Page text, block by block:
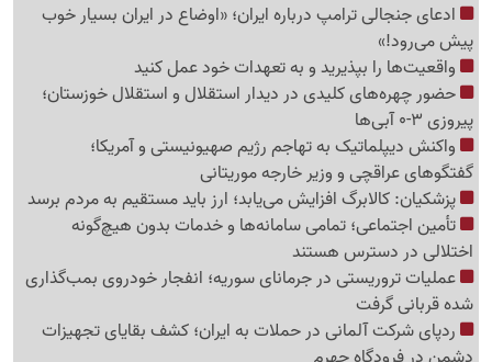
ادعای جنجالی ترامپ درباره ایران؛ «اوضاع در ایران بسیار خوب
پیش می‌رود!»
واقعیت‌ها را بپذیرید و به تعهدات خود عمل کنید
حضور چهره‌های کلیدی در دیدار استقلال و استقلال خوزستان؛
پیروزی 3-0 آبی‌ها
واکنش دیپلماتیک به تهاجم رژیم صهیونیستی و آمریکا؛
گفتگوهای عراقچی و وزیر خارجه موریتانی
پزشکیان: کالابرگ افزایش می‌یابد؛ ارز باید مستقیم به مردم برسد
تأمین اجتماعی؛ تمامی سامانه‌ها و خدمات بدون هیچ‌گونه
اختلالی در دسترس هستند
عملیات تروریستی در جرمانای سوریه؛ انفجار خودروی بمب‌گذاری
شده قربانی گرفت
ردپای شرکت آلمانی در حملات به ایران؛ کشف بقایای تجهیزات